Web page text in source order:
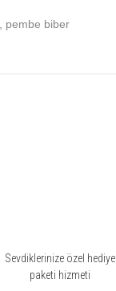
pembe biber
Sevdiklerinize özel hediye
paketi hizmeti